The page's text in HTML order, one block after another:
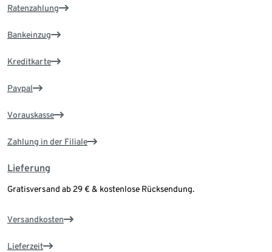
Ratenzahlung
Bankeinzug
Kreditkarte
Paypal
Vorauskasse
Zahlung in der Filiale
Lieferung
Gratisversand ab 29 € & kostenlose Rücksendung.
Versandkosten
Lieferzeit